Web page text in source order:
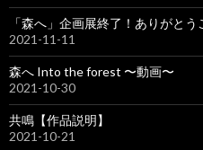
「森へ」企画展終了！ありがと
2021-11-11
森へ Into the forest 〜動画〜
2021-10-30
共鳴【作品説明】
2021-10-21